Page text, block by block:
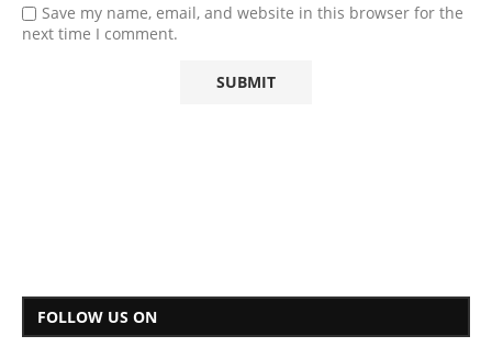
Save my name, email, and website in this browser for the
next time I comment.
FOLLOW US ON